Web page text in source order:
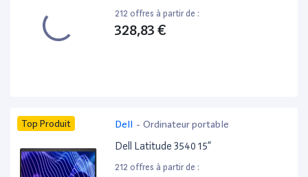
212 offres à partir de :
328,83 €
Top Produit Dell - Ordinateur portable
Dell Latitude 3540 15”
212 offres à partir de :